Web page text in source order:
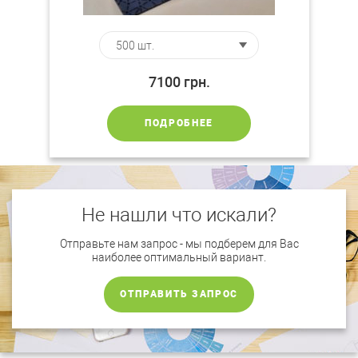
7100 грн.
ПОДРОБНЕЕ
Не нашли что искали?
Отправьте нам запрос - мы подберем для Вас
наиболее оптимальный вариант.
ОТПРАВИТЬ ЗАПРОС